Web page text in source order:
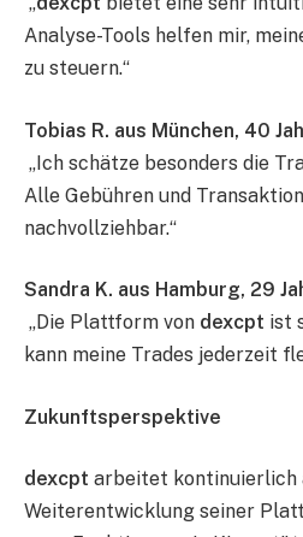
Analyse-Tools helfen mir,
zu steuern.“
Tobias R. aus München, 40
„Ich schätze besonders die
Alle Gebühren und
nachvollziehbar.“
Sandra K. aus Hamburg, 29
„Die Plattform von dexcpt ist
kann meine Trades jederzeit
Zukunftsperspektive
dexcpt arbeitet kontinuierlich
Weiterentwicklung seiner